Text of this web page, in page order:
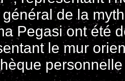
de la
Pegasi ont été
le mur